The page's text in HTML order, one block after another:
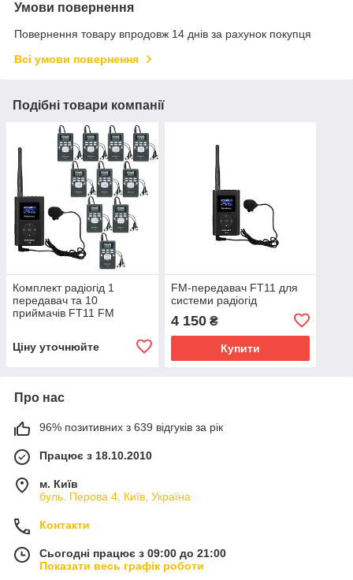
Умови повернення
Повернення товару впродовж 14 днів за рахунок покупця
Всі умови повернення
Подібні товари компанії
Комплект радіогід 1
передавач та 10
приймачів FT11 FM
Ціну уточнюйте
FM-передавач FT11 для
системи радіогід
4 150₴
Купити
Про нас
96% позитивних з 639 відгуків за рік
Працює з 18.10.2010
м. Київ
буль. Перова 4, Київ, Україна
Контакти
Сьогодні працює з 09:00 до 21:00
Показати весь графік роботи